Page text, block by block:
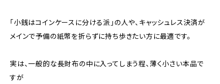
「小銭はコインケースに分ける派」の人や、キャッシュレス決済が
メインで予備の紙幣を折らずに持ち歩きたい方に最適です。
実は、一般的な長財布の中に入ってしまう程、薄く小さい本品で
すが